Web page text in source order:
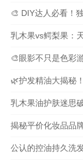
🎨 DIY达人必看！
乳木果vs鳄梨果：
🎨眼影不只是色彩
🌿护发精油大揭秘
乳木果油护肤迷思
揭秘平价化妆品品
公认的控油持久洗